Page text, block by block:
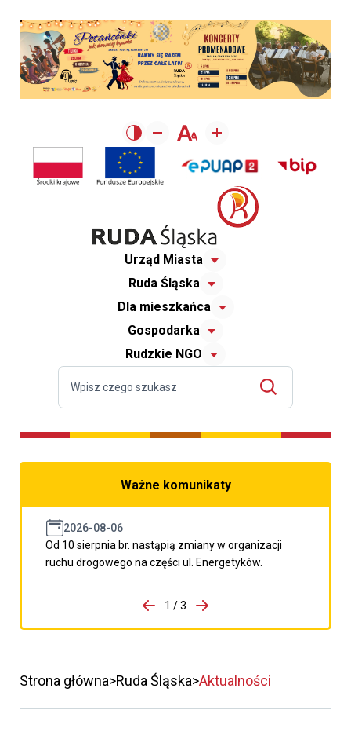
Urząd Miasta
Ruda Śląska
Dla mieszkańca
Gospodarka
Rudzkie NGO
Ważne komunikaty
2026-08-06
Od 10 sierpnia br. nastąpią zmiany w organizacji
ruchu drogowego na części ul. Energetyków.
porzpedniego komunikatu
1 / 3
Przejdź do następnego
Strona główna Ruda Śląska Aktualności